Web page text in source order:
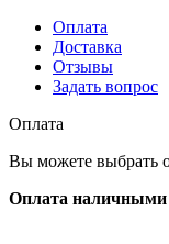
Оплата
Доставка
Отзывы
Задать вопрос
Оплата
Вы можете выбрать
Оплата наличными